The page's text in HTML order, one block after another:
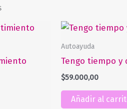
Autoayuda
Tengo tiempo y
$59.000,00
Añadir al